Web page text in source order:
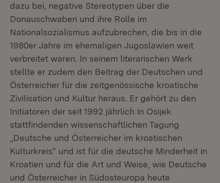
dazu bei, negative Stereotypen über die
Donauschwaben und ihre Rolle im
Nationalsozialismus aufzubrechen, die bis in die
1980er Jahre im ehemaligen Jugoslawien weit
verbreitet waren. In seinem literarischen Werk
stellte er zudem den Beitrag der Deutschen und
Österreicher für die zeitgenössische kroatische
Zivilisation und Kultur heraus. Er gehört zu den
Initiatoren der seit 1992 jährlich in Osijek
stattfindenden wissenschaftlichen Tagung
„Deutsche und Österreicher im kroatischen
Kulturkreis“ und ist für die deutsche Minderheit in
Kroatien und für die Art und Weise, wie Deutsche
und Österreicher in Südosteuropa heute